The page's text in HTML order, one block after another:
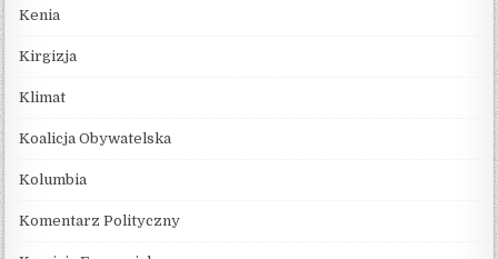
Kenia
Kirgizja
Klimat
Koalicja Obywatelska
Kolumbia
Komentarz Polityczny